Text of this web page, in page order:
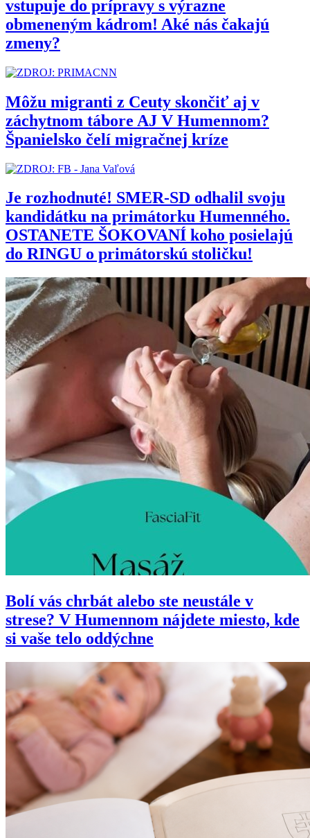
vstupuje do prípravy s výrazne
obmeneným kádrom! Aké nás čakajú
zmeny?
Môžu migranti z Ceuty skončiť aj v
záchytnom tábore AJ V Humennom?
Španielsko čelí migračnej kríze
Je rozhodnuté! SMER-SD odhalil svoju
kandidátku na primátorku Humenného.
OSTANETE ŠOKOVANÍ koho posielajú
do RINGU o primátorskú stoličku!
Bolí vás chrbát alebo ste neustále v
strese? V Humennom nájdete miesto, kde
si vaše telo oddýchne